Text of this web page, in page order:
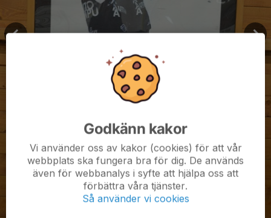
Godkänn kakor
Vi använder oss av kakor (cookies) för att vår
webbplats ska fungera bra för dig. De används
även för webbanalys i syfte att hjälpa oss att
förbättra våra tjänster.
Så använder vi cookies